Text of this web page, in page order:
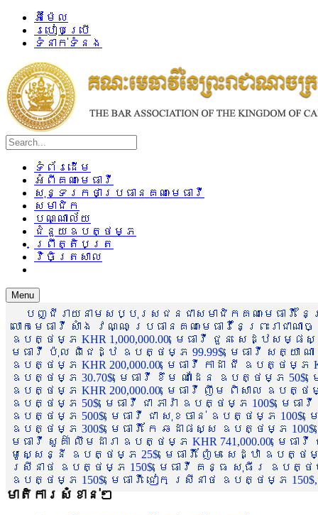
អ៊ីម៉ែល
របៀបប្រើ
ទំនាក់ទំនង
ទំព័រដើម
អំពីគណៈមេធាវី
សុន្ទរកថាប្រធានគណៈមេធាវី
សមាជិក
បណ្ណាល័យ
ជំនួយឧបត្ថម្ភ
ព្រឹត្តិបត្រ
វិចិត្រសាល
Menu
បញ្ជីរាយនាមសប្បុរសជនជាសមាជិកគណៈមេធាវី
លោកមេធាវី សាំង វណ្ណៈ ប្រធានគណៈមេធាវីនៃព្រះរា
ឧបត្ថម្ភ KHR 1,000,000.00, មេធាវី ជួន សេដ្ឋស
មេធាវី ប៉ុល ពិជេដ្ឋ ឧបត្ថម្ភ 99.99$, មេធាវី សត្យា ណ
ឧបត្ថម្ភ KHR 200,000.00, មេធាវី កាដា ជី ឧបត្ថម្ភ
ឧបត្ថម្ភ 30.70$, មេធាវី ខឹម ណាដែន ឧបត្ថម្ភ 50$,
ឧបត្ថម្ភ KHR 200,000.00, មេធាវី ញឹម ពិសាល ឧបត្ថ
ឧបត្ថម្ភ 50$, មេធាវី ជា ភារ៉ា ឧបត្ថម្ភ 100$, មេ
ឧបត្ថម្ភ 500$, មេធាវី ជា សុខចាន់ ឧបត្ថម្ភ
ឧបត្ថម្ភ 300$, មេធាវី កែ ឆដាផស្ស ឧបត្ថម្ភ
មេធាវី សួគ៌ា លឹមដារា ឧបត្ថម្ភ KHR 741,000.00, មេ
មូសេ្សន្នី ឧបត្ថម្ភ 25$, មេធាវី ញ៉ែម សេដ្ឋា ឧបត្ថ
ស្រីនាថ ឧបត្ថម្ភ 150$, មេធាវី គន្ធ សុធីរ ឧបត្ថម្ភ
ឧបត្ថម្ភ 150$, មេធាវី ជៀក ស្រីនាថ ឧបត្ថម្ភ 150$,
មាតិការសំខាន់ៗ